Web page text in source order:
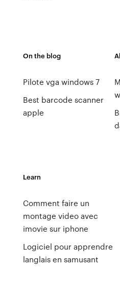
On the blog
Pilote vga windows 7
Best barcode scanner
apple
Learn
Comment faire un
montage video avec
imovie sur iphone
Logiciel pour apprendre
langlais en samusant